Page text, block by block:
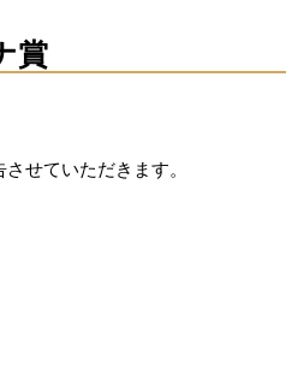
賞
せていただきます。